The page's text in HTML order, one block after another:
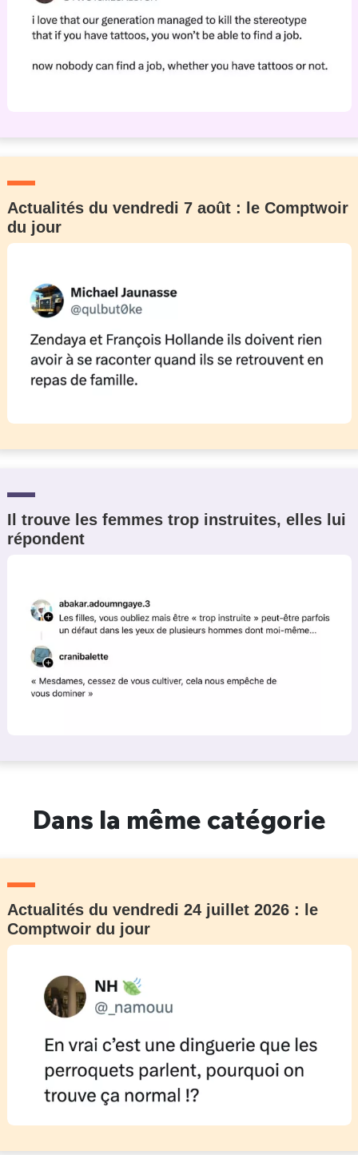
Actualités du vendredi 7 août : le Comptwoir
du jour
Il trouve les femmes trop instruites, elles lui
répondent
Dans la même catégorie
Actualités du vendredi 24 juillet 2026 : le
Comptwoir du jour